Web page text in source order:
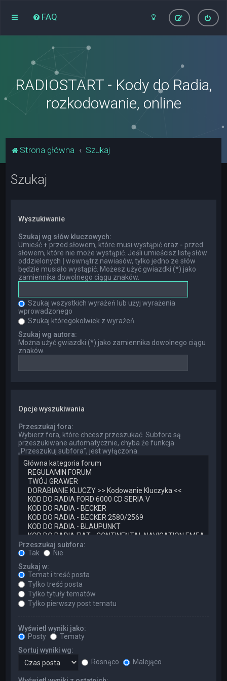
FAQ
RADIOSTART - Kody do Radia,
rozkodowanie, online
Strona główna Szukaj
Szukaj
Wyszukiwanie
Szukaj wg słów kluczowych:
Umieść+ przed słowem, które musi wystąpić oraz - przed
słowem, które nie może wystąpić. Jeśli umieścisz listę słów
oddzielonych
wewnątrz nawiasów, tylko jedno ze słów
będzie musiało wystąpić. Możesz użyć gwiazdki (*) jako
zamiennika dowolnego ciągu znaków.
Szukaj wszystkich wyrażeń lub użyj wyrażenia
wprowadzonego
Szukaj któregokolwiek z wyrażeń
Szukaj wg autora:
Można użyć gwiazdki (*) jako zamiennika dowolnego ciągu
znaków.
Opcje wyszukiwania
Przeszukaj fora:
Wybierz fora, które chcesz przeszukać. Subfora są
przeszukiwane automatycznie, chyba że funkcja
„Przeszukuj subfora”, jest wyłączona.
Przeszukaj subfora:
Tak
Nie
Szukaj w:
Temat i treść posta
Tylko treść posta
Tylko tytuły tematów
Tylko pierwszy post tematu
Wyświetl wyniki jako:
Posty
Tematy
Sortuj wyniki wg:
Rosnąco
Malejąco